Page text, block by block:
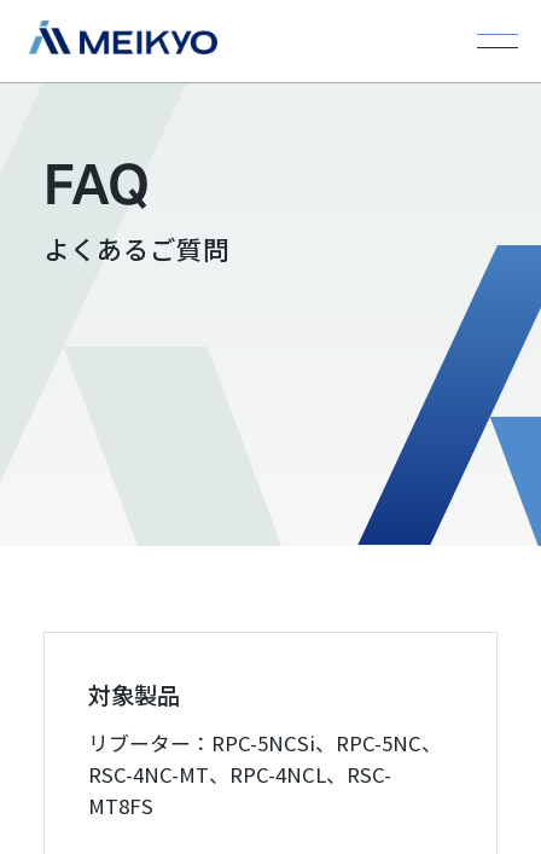
FAQ
よくあるご質問
対象製品
リブーター：RPC-5NCSi、RPC-5NC、
RSC-4NC-MT、RPC-4NCL、RSC-
MT8FS